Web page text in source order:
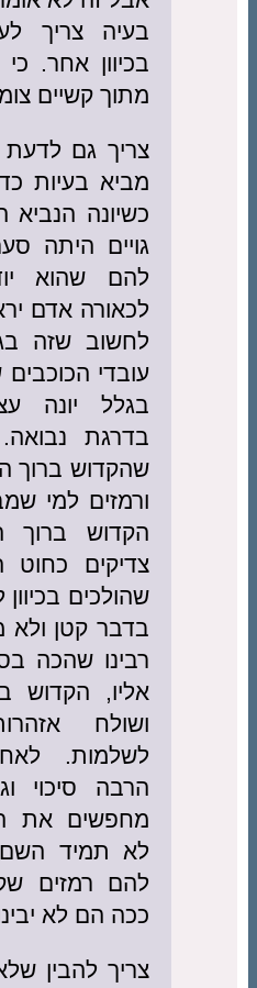
בעיה צריך
בכיוון אחר.
מתוך קשיים
צריך גם
מביא בעיות
כשיונה הנביא
גויים היתה
להם שהוא
לכאורה אדם
לחשוב שזה
עובדי
בגלל יונה
בדרגת
שהקדוש ברוך
ורמזים למי
הקדוש
צדיקים כחוט
שהולכים
בדבר קטן ולא
רבינו שהכה
אליו, הקדוש
ושולח
לשלמות.
הרבה סיכוי
מחפשים את
לא תמיד
להם רמזים
ככה הם לא
צריך להבין